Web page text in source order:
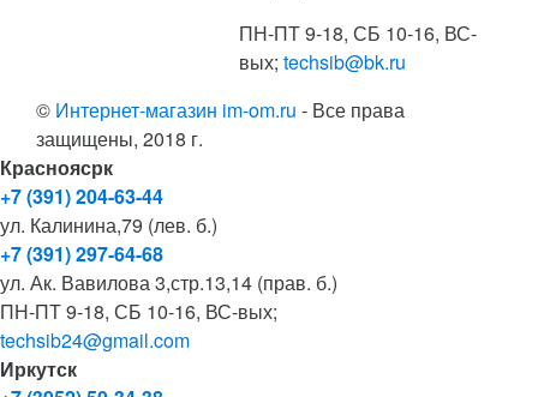
ПН-ПТ 9-18, СБ 10-16, ВС-
вых; techsib@bk.ru
© Интернет-магазин im-om.ru - Все права
защищены, 2018 г.
Красноясрк
+7 (391) 204-63-44
ул. Калинина,79 (лев. б.)
+7 (391) 297-64-68
ул. Ак. Вавилова 3,стр.13,14 (прав. б.)
ПН-ПТ 9-18, СБ 10-16, ВС-вых;
techsib24@gmail.com
Иркутск